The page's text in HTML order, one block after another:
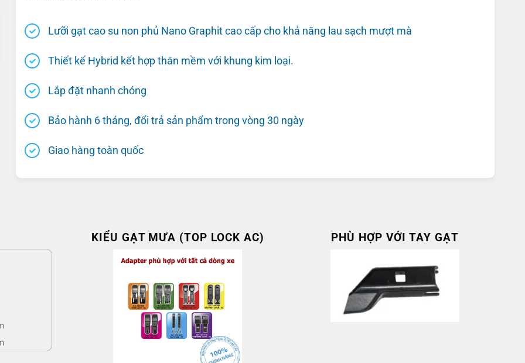
Lưỡi gạt cao su non phủ Nano Graphit cao cấp cho khả năng lau sạch mượt mà
Thiết kế Hybrid kết hợp thân mềm với khung kim loại.
Lắp đặt nhanh chóng
Bảo hành 6 tháng, đổi trả sản phẩm trong vòng 30 ngày
Giao hàng toàn quốc
KIỂU GẠT MƯA (TOP LOCK AC) PHÙ HỢP VỚI TAY GẠT